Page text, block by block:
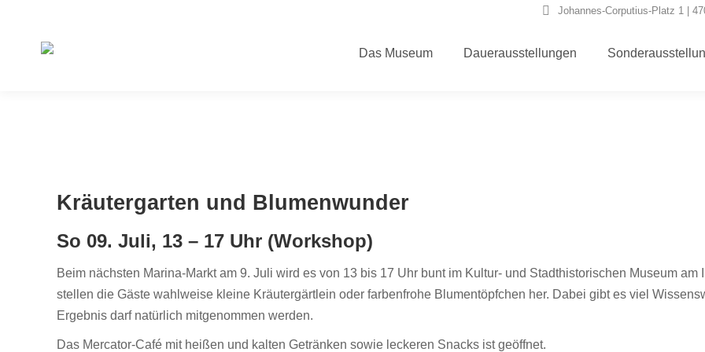
Johannes-Corputius-Platz 1 |
Das Museum Dauerausstellungen
Kräutergarten und Blumenwunder
So 09. Juli, 13 – 17 Uhr (Workshop)
Beim nächsten Marina-Markt am 9. Juli wird es von 13 bis 17 Uhr bunt im Kultur- und Stadthistorischen Museum
stellen die Gäste wahlweise kleine Kräutergärtlein oder farbenfrohe Blumentöpfchen her. Dabei gibt es viel
Ergebnis darf natürlich mitgenommen werden.
Das Mercator-Café mit heißen und kalten Getränken sowie leckeren Snacks ist geöffnet.